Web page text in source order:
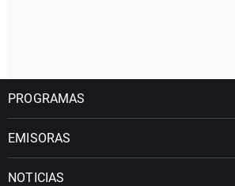
PROGRAMAS
EMISORAS
NOTICIAS